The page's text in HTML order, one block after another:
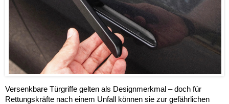
Versenkbare Türgriffe gelten als Designmerkmal – doch für
Rettungskräfte nach einem Unfall können sie zur gefährlichen